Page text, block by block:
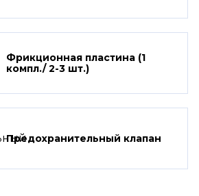
Фрикционная пластина (1
компл./ 2-3 шт.)
Предохранительный клапан